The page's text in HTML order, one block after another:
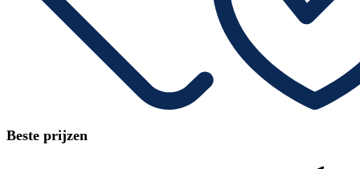
Beste prijzen